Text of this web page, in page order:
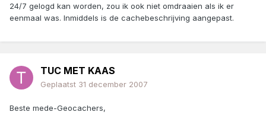
24/7 gelogd kan worden, zou ik ook niet omdraaien als ik er
eenmaal was. Inmiddels is de cachebeschrijving aangepast.
TUC MET KAAS
Geplaatst 31 december 2007
Beste mede-Geocachers,